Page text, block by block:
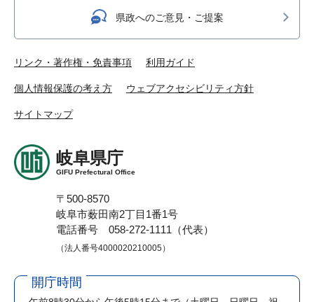
県政へのご意見・ご提案
リンク・著作権・免責事項 利用ガイド
個人情報保護の考え方 ウェブアクセシビリティ方針
サイトマップ
岐阜県庁
GIFU Prefectural Office
〒500-8570
岐阜市薮田南2丁目1番1号
電話番号 058-272-1111（代表）
（法人番号4000020210005）
開庁時間